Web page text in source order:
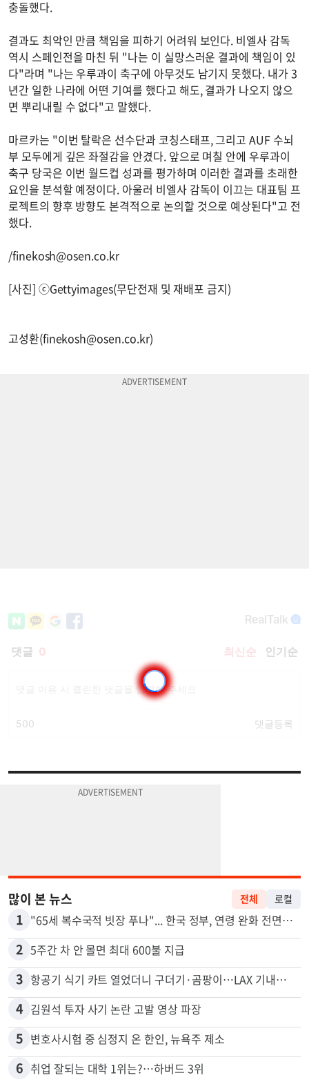
충돌했다.
결과도 최악인 만큼 책임을 피하기 어려워 보인다. 비엘사 감독
역시 스페인전을 마친 뒤 "나는 이 실망스러운 결과에 책임이 있
다"라며 "나는 우루과이 축구에 아무것도 남기지 못했다. 내가 3
년간 일한 나라에 어떤 기여를 했다고 해도, 결과가 나오지 않으
면 뿌리내릴 수 없다"고 말했다.
마르카는 "이번 탈락은 선수단과 코칭스태프, 그리고 AUF 수뇌
부 모두에게 깊은 좌절감을 안겼다. 앞으로 며칠 안에 우루과이
축구 당국은 이번 월드컵 성과를 평가하며 이러한 결과를 초래한
요인을 분석할 예정이다. 아울러 비엘사 감독이 이끄는 대표팀 프
로젝트의 향후 방향도 본격적으로 논의할 것으로 예상된다"고 전
했다.
/finekosh@osen.co.kr
[사진] ⓒGettyimages(무단전재 및 재배포 금지)
고성환(finekosh@osen.co.kr)
많이 본 뉴스
1
2 5주간 차 안 몰면 최대 600불 지급
3
4 김원석 투자 사기 논란 고발 영상 파장
5 변호사시험 중 심정지 온 한인, 뉴욕주 제소